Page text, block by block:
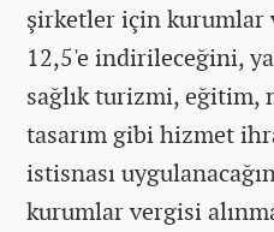
şirketler için kurumlar
12,5'e indirileceğini,
sağlık turizmi, eğitim,
tasarım gibi hizmet
istisnası
kurumlar vergisi